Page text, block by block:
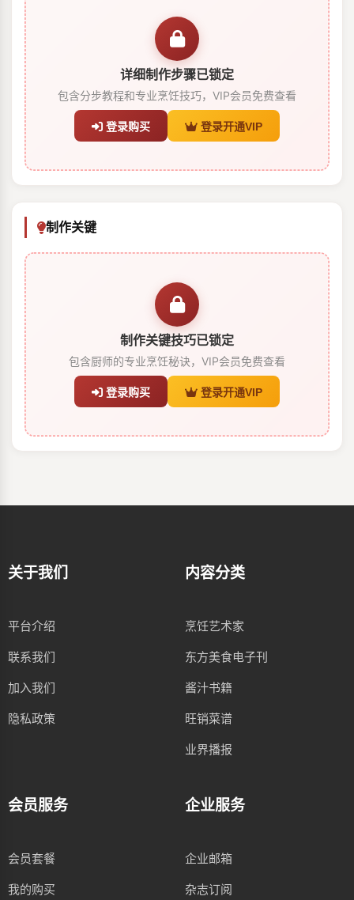
详细制作步骤已锁定
包含分步教程和专业烹饪技巧，VIP会员免费查看
登录购买 登录开通VIP
制作关键
制作关键技巧已锁定
包含厨师的专业烹饪秘诀，VIP会员免费查看
登录购买 登录开通VIP
关于我们
平台介绍
联系我们
加入我们
隐私政策
内容分类
烹饪艺术家
东方美食电子刊
酱汁书籍
旺销菜谱
业界播报
会员服务
会员套餐
我的购买
企业服务
企业邮箱
杂志订阅